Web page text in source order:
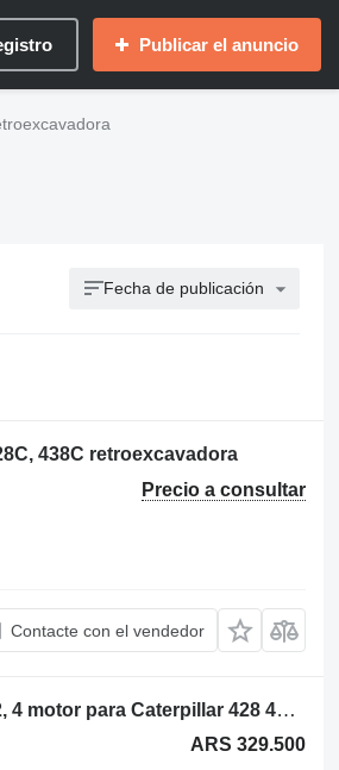
Publicar el anuncio
Fecha de publicación
438C retroexcavadora
Precio a consultar
Contacte con el vendedor
Piezas usadas de Caterpillar 428 432 434, 444, 416, 420, 422, 4 motor para Caterpillar 428 432 434, 444, 416, 420, 422, 426 retroexcavadora
ARS 329.500